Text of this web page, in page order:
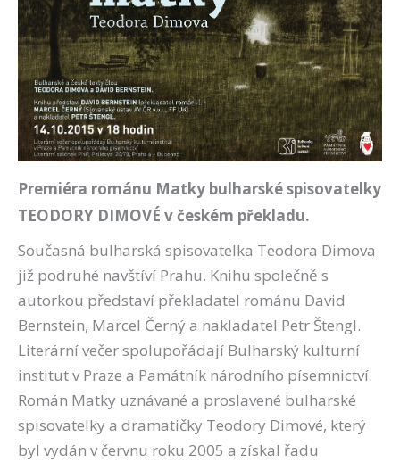
Premiéra románu Matky bulharské spisovatelky
TEODORY DIMOVÉ v českém překladu.
Současná bulharská spisovatelka Teodora Dimova
již podruhé navštíví Prahu. Knihu společně s
autorkou představí překladatel románu David
Bernstein, Marcel Černý a nakladatel Petr Štengl.
Literární večer spolupořádají Bulharský kulturní
institut v Praze a Památník národního písemnictví.
Román Matky uznávané a proslavené bulharské
spisovatelky a dramatičky Teodory Dimové, který
byl vydán v červnu roku 2005 a získal řadu